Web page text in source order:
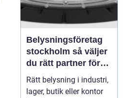
Belysningsföretag
stockholm så väljer
du rätt partner för
professionell
ljussättning
Rätt belysning i industri,
lager, butik eller kontor